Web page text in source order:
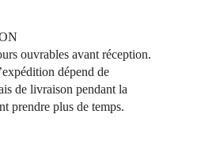
ouvrables avant réception.
dépend de
de livraison pendant la
prendre plus de temps.